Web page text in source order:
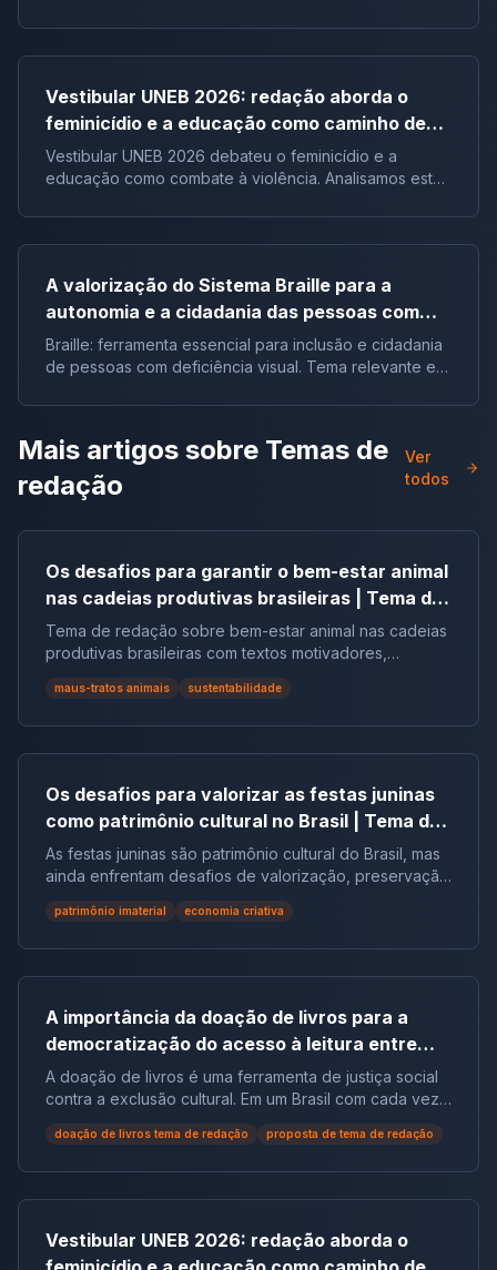
Brasil.
Vestibular UNEB 2026: redação aborda o
feminicídio e a educação como caminho de
combate à violência
Vestibular UNEB 2026 debateu o feminicídio e a
educação como combate à violência. Analisamos este
para futuras pautas sociais.
A valorização do Sistema Braille para a
autonomia e a cidadania das pessoas com
deficiência visual no Brasil |Tema de redação
Braille: ferramenta essencial para inclusão e cidadania
de pessoas com deficiência visual. Tema relevante em
Mais artigos sobre Temas de
redação
Ver
todos
Os desafios para garantir o bem-estar animal
nas cadeias produtivas brasileiras | Tema de
redação
Tema de redação sobre bem-estar animal nas cadeias
produtivas brasileiras com textos motivadores,
repertórios, argumentos e modelos.
maus-tratos animais sustentabilidade
Os desafios para valorizar as festas juninas
como patrimônio cultural no Brasil | Tema de
redação
As festas juninas são patrimônio cultural do Brasil, mas
ainda enfrentam desafios de valorização, preservação
e reconhecimento social.
patrimônio imaterial economia criativa
A importância da doação de livros para a
democratização do acesso à leitura entre
populações em situação de vulnerabilidade
social no Brasil | Tema de Redação
A doação de livros é uma ferramenta de justiça social
contra a exclusão cultural. Em um Brasil com cada vez
mais não leitores, ela democratiza o acesso ao
conhecimento e reduz desigualdades.
doação de livros tema de redação proposta de tema de redação
Vestibular UNEB 2026: redação aborda o